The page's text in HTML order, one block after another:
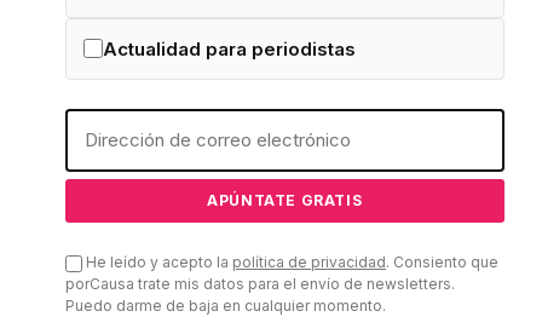
Actualidad para periodistas
He leído y acepto la política de privacidad. Consiento que
porCausa trate mis datos para el envío de newsletters.
Puedo darme de baja en cualquier momento.